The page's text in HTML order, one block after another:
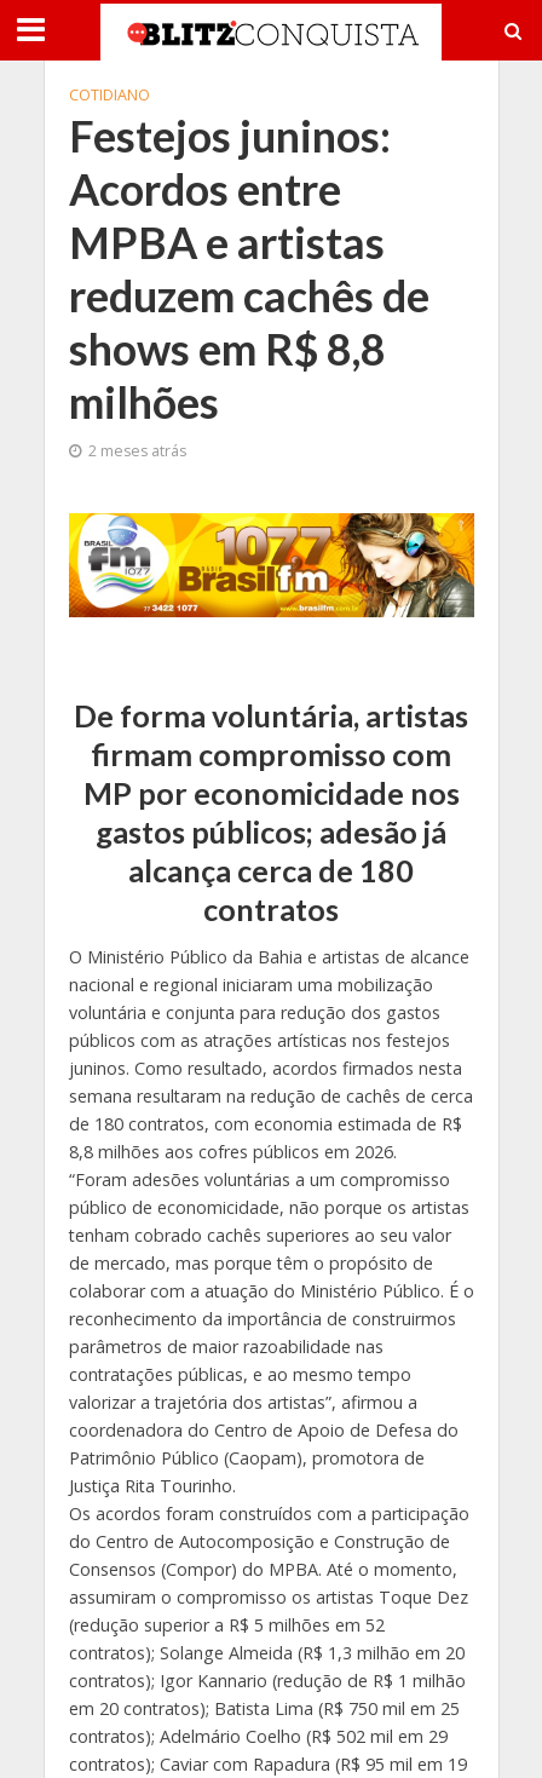
COTIDIANO
Festejos juninos:
Acordos entre
MPBA e artistas
reduzem cachês de
shows em R$ 8,8
milhões
2 meses atrás
De forma voluntária, artistas
firmam compromisso com
MP por economicidade nos
gastos públicos; adesão já
alcança cerca de 180
contratos
O Ministério Público da Bahia e artistas de alcance
nacional e regional iniciaram uma mobilização
voluntária e conjunta para redução dos gastos
públicos com as atrações artísticas nos festejos
juninos. Como resultado, acordos firmados nesta
semana resultaram na redução de cachês de cerca
de 180 contratos, com economia estimada de R$
8,8 milhões aos cofres públicos em 2026.
“Foram adesões voluntárias a um compromisso
público de economicidade, não porque os artistas
tenham cobrado cachês superiores ao seu valor
de mercado, mas porque têm o propósito de
colaborar com a atuação do Ministério Público. É o
reconhecimento da importância de construirmos
parâmetros de maior razoabilidade nas
contratações públicas, e ao mesmo tempo
valorizar a trajetória dos artistas”, afirmou a
coordenadora do Centro de Apoio de Defesa do
Patrimônio Público (Caopam), promotora de
Justiça Rita Tourinho.
Os acordos foram construídos com a participação
do Centro de Autocomposição e Construção de
Consensos (Compor) do MPBA. Até o momento,
assumiram o compromisso os artistas Toque Dez
(redução superior a R$ 5 milhões em 52
contratos); Solange Almeida (R$ 1,3 milhão em 20
contratos); Igor Kannario (redução de R$ 1 milhão
em 20 contratos); Batista Lima (R$ 750 mil em 25
contratos); Adelmário Coelho (R$ 502 mil em 29
contratos); Caviar com Rapadura (R$ 95 mil em 19